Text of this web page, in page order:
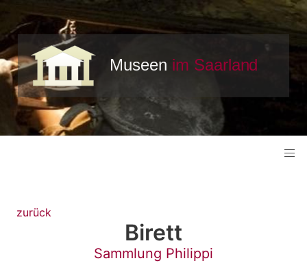
zurück
Birett
Sammlung Philippi